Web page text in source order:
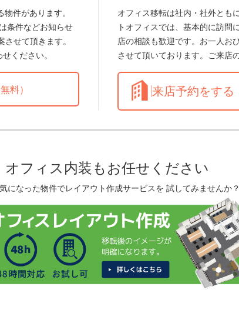
件があります。
条件などお知らせ
せて頂きます。
ください。
無料）
オフィス移転は社内・社外とも
トオフィスでは、基本的に訪問
店の相談も歓迎です。お一人お
させて頂いております。ご来店
来店予約をする
オフィス内装もお任せください
になった物件でレイアウト作成サービスを 試してみませんか